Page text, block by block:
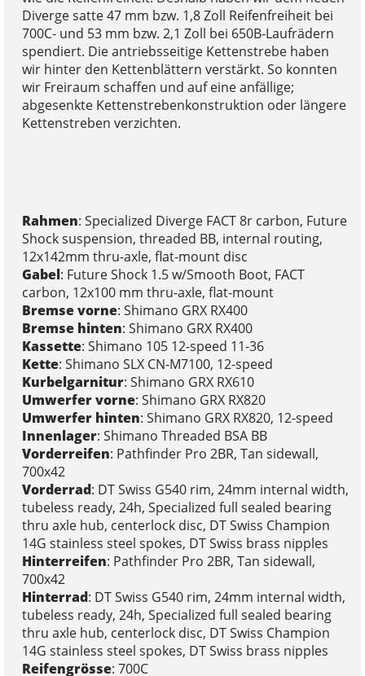
Diverge satte 47 mm bzw. 1,8 Zoll Reifenfreiheit bei
700C- und 53 mm bzw. 2,1 Zoll bei 650B-Laufrädern
spendiert. Die antriebsseitige Kettenstrebe haben
wir hinter den Kettenblättern verstärkt. So konnten
wir Freiraum schaffen und auf eine anfällige;
abgesenkte Kettenstrebenkonstruktion oder längere
Kettenstreben verzichten.
Rahmen: Specialized Diverge FACT 8r carbon, Future
Shock suspension, threaded BB, internal routing,
12x142mm thru-axle, flat-mount disc
Gabel: Future Shock 1.5 w/Smooth Boot, FACT
carbon, 12x100 mm thru-axle, flat-mount
Bremse vorne: Shimano GRX RX400
Bremse hinten: Shimano GRX RX400
Kassette: Shimano 105 12-speed 11-36
Kette: Shimano SLX CN-M7100, 12-speed
Kurbelgarnitur: Shimano GRX RX610
Umwerfer vorne: Shimano GRX RX820
Umwerfer hinten: Shimano GRX RX820, 12-speed
Innenlager: Shimano Threaded BSA BB
Vorderreifen: Pathfinder Pro 2BR, Tan sidewall,
700x42
Vorderrad: DT Swiss G540 rim, 24mm internal width,
tubeless ready, 24h, Specialized full sealed bearing
thru axle hub, centerlock disc, DT Swiss Champion
14G stainless steel spokes, DT Swiss brass nipples
Hinterreifen: Pathfinder Pro 2BR, Tan sidewall,
700x42
Hinterrad: DT Swiss G540 rim, 24mm internal width,
tubeless ready, 24h, Specialized full sealed bearing
thru axle hub, centerlock disc, DT Swiss Champion
14G stainless steel spokes, DT Swiss brass nipples
Reifengrösse: 700C